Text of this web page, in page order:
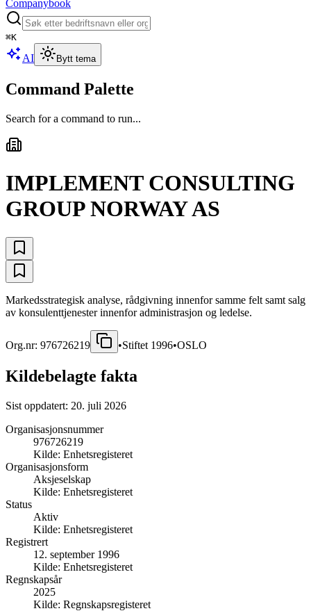
Companybook
⌘K
AI Bytt tema
Command Palette
Search for a command to run...
IMPLEMENT CONSULTING
GROUP NORWAY AS
Markedsstrategisk analyse, rådgivning innenfor samme felt samt salg
av konsulenttjenester innenfor administrasjon og ledelse.
Org.nr: 976726219 •Stiftet 1996•OSLO
Kildebelagte fakta
Sist oppdatert: 20. juli 2026
Organisasjonsnummer
976726219
Kilde: Enhetsregisteret
Organisasjonsform
Aksjeselskap
Kilde: Enhetsregisteret
Status
Aktiv
Kilde: Enhetsregisteret
Registrert
12. september 1996
Kilde: Enhetsregisteret
Regnskapsår
2025
Kilde: Regnskapsregisteret